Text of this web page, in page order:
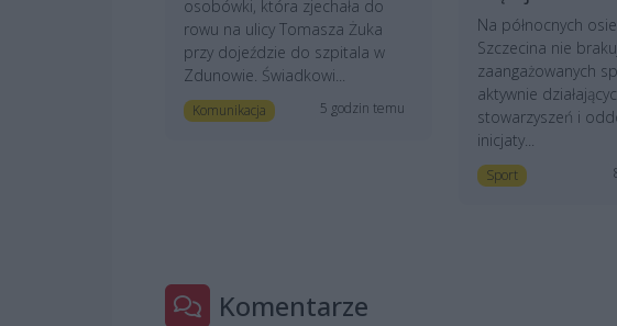
osobówki, która zjechała do
rowu na ulicy Tomasza Żuka
przy dojeździe do szpitala w
Zdunowie. Świadkowi...
Komunikacja 5 godzin temu
Na północnych
Szczecina nie
zaangażowanych
aktywnie
stowarzyszeń i
inicjaty...
Sport
Komentarze